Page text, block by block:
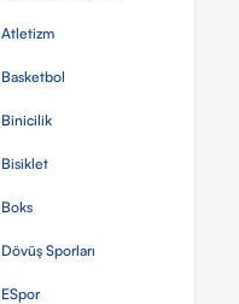
Atletizm
Basketbol
Binicilik
Bisiklet
Boks
Dövüş Sporları
ESpor